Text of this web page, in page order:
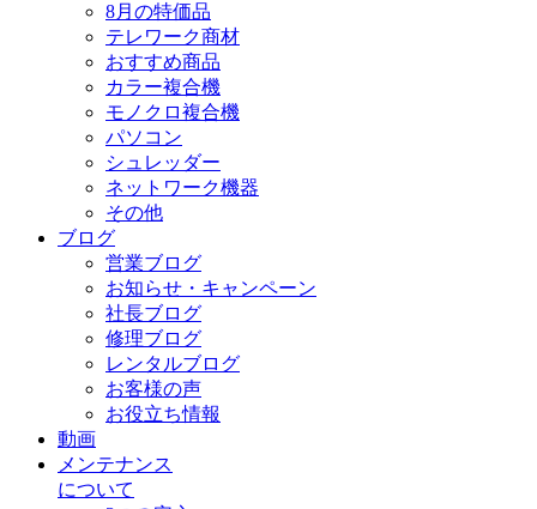
8月の特価品
テレワーク商材
おすすめ商品
カラー複合機
モノクロ複合機
パソコン
シュレッダー
ネットワーク機器
その他
ブログ
営業ブログ
お知らせ・キャンペーン
社長ブログ
修理ブログ
レンタルブログ
お客様の声
お役立ち情報
動画
メンテナンス
について